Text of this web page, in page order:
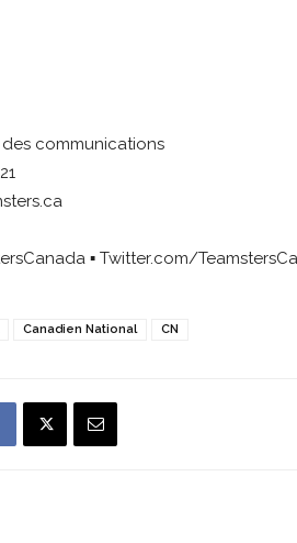
des communications
▪ Twitter.com/
Canadien National CN